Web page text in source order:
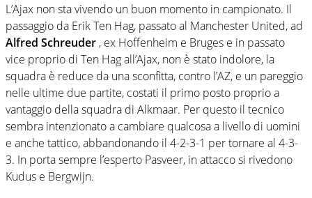
L’Ajax non sta vivendo un buon momento in campionato. Il
passaggio da Erik Ten Hag, passato al Manchester United, ad
Alfred Schreuder , ex Hoffenheim e Bruges e in passato
vice proprio di Ten Hag all’Ajax, non è stato indolore, la
squadra è reduce da una sconfitta, contro l’AZ, e un pareggio
nelle ultime due partite, costati il primo posto proprio a
vantaggio della squadra di Alkmaar. Per questo il tecnico
sembra intenzionato a cambiare qualcosa a livello di uomini
e anche tattico, abbandonando il 4-2-3-1 per tornare al 4-3-
3. In porta sempre l’esperto Pasveer, in attacco si rivedono
Kudus e Bergwijn.